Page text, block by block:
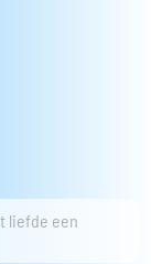
liefde een